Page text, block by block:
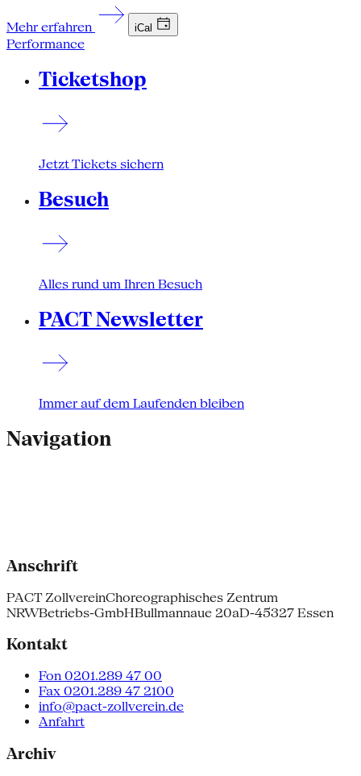
Mehr erfahren iCal
Performance
Ticketshop
Jetzt Tickets sichern
Besuch
Alles rund um Ihren Besuch
PACT Newsletter
Immer auf dem Laufenden bleiben
Navigation
Anschrift
PACT ZollvereinChoreographisches Zentrum
NRWBetriebs-GmbHBullmannaue 20aD-45327 Essen
Kontakt
Fon 0201.289 47 00
Fax 0201.289 47 2100
info@pact-zollverein.de
Anfahrt
Archiv